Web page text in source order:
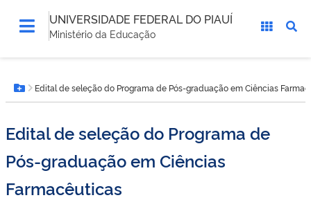
UNIVERSIDADE FEDERAL DO PIAUÍ
Ministério da Educação
está
aqui:Botão Menu
Edital de seleção do Programa de Pós-graduação em Ciências
Edital de seleção do Programa de
Pós-graduação em Ciências
Farmacêuticas